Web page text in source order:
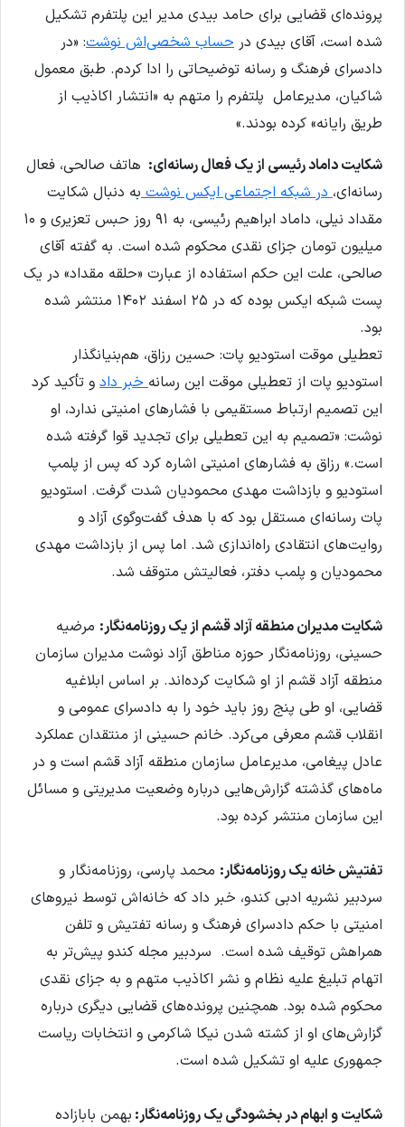
پرونده‌ای قضایی برای حامد بیدی مدیر این پلتفرم تشکیل
شده است، آقای بیدی در حساب شخصی‌اش نوشت: «در
دادسرای فرهنگ و رسانه توضیحاتی را ادا کردم. طبق معمول
شاکیان، مدیرعامل پلتفرم را متهم به «انتشار اکاذیب از
طریق رایانه» کرده بودند.»
شکایت داماد رئیسی از یک فعال رسانه‌ای: هاتف صالحی، فعال
رسانه‌ای،در شبکه اجتماعی ایکس نوشتبه دنبال شکایت
مقداد نیلی، داماد ابراهیم رئیسی، به ۹۱ روز حبس تعزیری و ۱۰
میلیون تومان جزای نقدی محکوم شده است. به گفته آقای
صالحی، علت این حکم استفاده از عبارت «حلقه مقداد» در یک
پست شبکه ایکس بوده که در ۲۵ اسفند ۱۴۰۲ منتشر شده
بود.
تعطیلی موقت استودیو پات: حسین رزاق، هم‌بنیانگذار
استودیو پات از تعطیلی موقت این رسانهخبر دادو تأکید کرد
این تصمیم ارتباط مستقیمی با فشارهای امنیتی ندارد، او
نوشت: «تصمیم به این تعطیلی برای تجدید قوا گرفته شده
است.» رزاق به فشارهای امنیتی اشاره کرد که پس از پلمپ
استودیو و بازداشت مهدی محمودیان شدت گرفت. استودیو
پات رسانه‌ای مستقل بود که با هدف گفت‌وگوی آزاد و
روایت‌های انتقادی راه‌اندازی شد. اما پس از بازداشت مهدی
محمودیان و پلمب دفتر، فعالیتش متوقف شد.
شکایت مدیران منطقه آزاد قشم از یک روزنامه‌نگار:مرضیه
حسینی، روزنامه‌نگار حوزه مناطق آزاد نوشت مدیران سازمان
منطقه آزاد قشم از او شکایت کرده‌اند. بر اساس ابلاغیه
قضایی، او طی پنج روز باید خود را به دادسرای عمومی و
انقلاب قشم معرفی می‌کرد. خانم حسینی از منتقدان عملکرد
عادل پیغامی، مدیرعامل سازمان منطقه آزاد قشم است و در
ماه‌های گذشته گزارش‌هایی درباره وضعیت مدیریتی و مسائل
این سازمان منتشر کرده بود.
تفتیش خانه‌ یک روزنامه‌نگار:محمد پارسی، روزنامه‌نگار و
سردبیر نشریه ادبی کندو، خبر داد که خانه‌اش توسط نیروهای
امنیتی با حکم دادسرای فرهنگ و رسانه تفتیش و تلفن
همراهش توقیف شده است. سردبیر مجله کندو پیش‌تر به
اتهام تبلیغ علیه نظام و نشر اکاذیب متهم و به جزای نقدی
محکوم شده بود. همچنین پرونده‌های قضایی دیگری درباره
گزارش‌های او از کشته شدن نیکا شاکرمی و انتخابات ریاست
جمهوری علیه او تشکیل شده است.
شکایت و ابهام در بخشودگی یک روزنامه‌نگار: بهمن بابازاده